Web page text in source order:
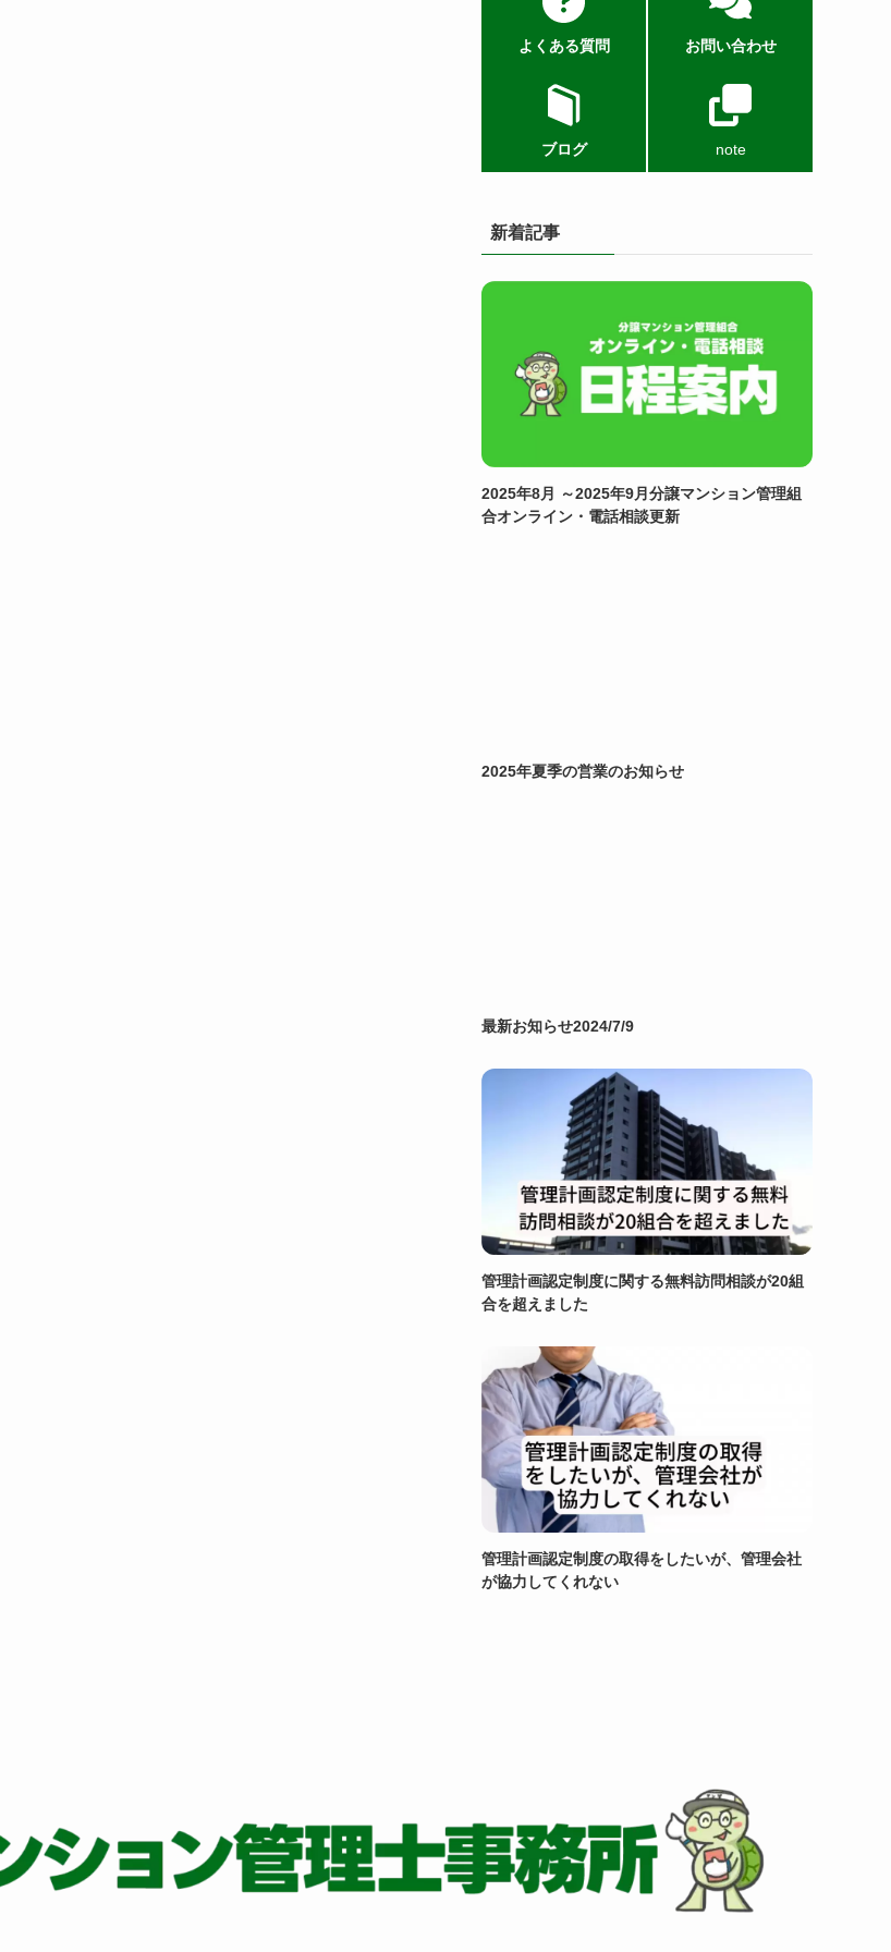
よくある質問 お問い合わせ
ブログ note
新着記事
2025年8月 ～2025年9月分譲マンション管理組
合オンライン・電話相談更新
2025年夏季の営業のお知らせ
最新お知らせ2024/7/9
管理計画認定制度に関する無料訪問相談が20組
合を超えました
管理計画認定制度の取得をしたいが、管理会社
が協力してくれない